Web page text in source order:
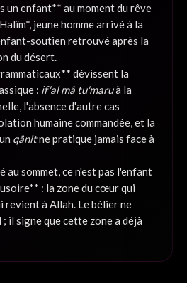
un enfant** au moment du rêve
jeune homme arrivé à la
soutien retrouvé après la
du désert.
dévissent la
: if'al mâ tu'maruà la
l'absence d'autre cas
humaine commandée, et la
qânitne pratique jamais face à
au sommet, ce n'est pas l'enfant
: la zone du cœur qui
revient à Allah. Le bélier ne
; il signe que cette zone a déjà